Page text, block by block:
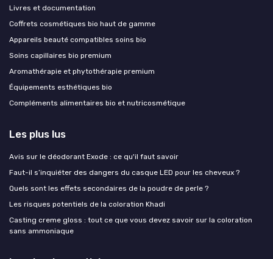
Livres et documentation
Coffrets cosmétiques bio haut de gamme
Appareils beauté compatibles soins bio
Soins capillaires bio premium
Aromathérapie et phytothérapie premium
Équipements esthétiques bio
Compléments alimentaires bio et nutricosmétique
Les plus lus
Avis sur le déodorant Exode : ce qu'il faut savoir
Faut-il s’inquiéter des dangers du casque LED pour les cheveux ?
Quels sont les effets secondaires de la poudre de perle ?
Les risques potentiels de la coloration Khadi
Casting creme gloss : tout ce que vous devez savoir sur la coloration
sans ammoniaque